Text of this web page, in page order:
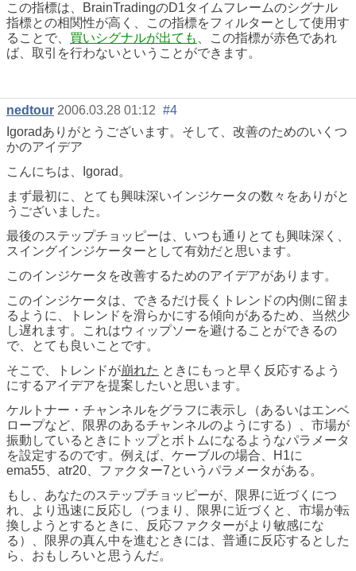
この指標は、BrainTradingのD1タイムフレームのシグナル
指標との相関性が高く、この指標をフィルターとして使用す
ることで、 買いシグナルが出ても
、この指標が赤色であれ
ば、取引を行わないということができます。
nedtour 2006.03.28 01:12 #4
Igoradありがとうございます。そして、改善のためのいくつ
かのアイデア
こんにちは、Igorad。
まず最初に、とても興味深いインジケータの数々をありがと
うございました。
最後のステップチョッピーは、いつも通りとても興味深く、
スイングインジケーターとして有効だと思います。
このインジケータを改善するためのアイデアがあります。
このインジケータは、できるだけ長くトレンドの内側に留ま
るように、トレンドを滑らかにする傾向があるため、当然少
し遅れます。これはウィップソーを避けることができるの
で、とても良いことです。
そこで、トレンドが崩れた ときにもっと早く反応するよう
にするアイデアを提案したいと思います。
ケルトナー・チャンネルをグラフに表示し（あるいはエンベ
ロープなど、限界のあるチャンネルのようにする）、市場が
振動しているときにトップとボトムになるようなパラメータ
を設定するのです。例えば、ケーブルの場合、H1に
ema55、atr20、ファクター7というパラメータがある。
もし、あなたのステップチョッピーが、限界に近づくにつ
れ、より迅速に反応し（つまり、限界に近づくと、市場が転
換しようとするときに、反応ファクターがより敏感にな
る）、限界の真ん中を進むときには、普通に反応するとした
ら、おもしろいと思うんだ。